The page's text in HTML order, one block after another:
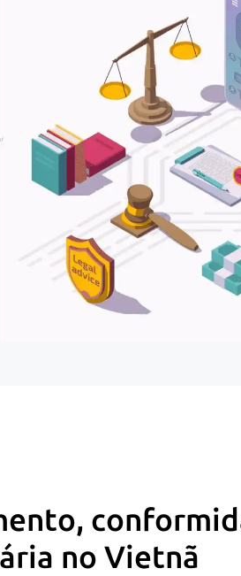
no Vietnã